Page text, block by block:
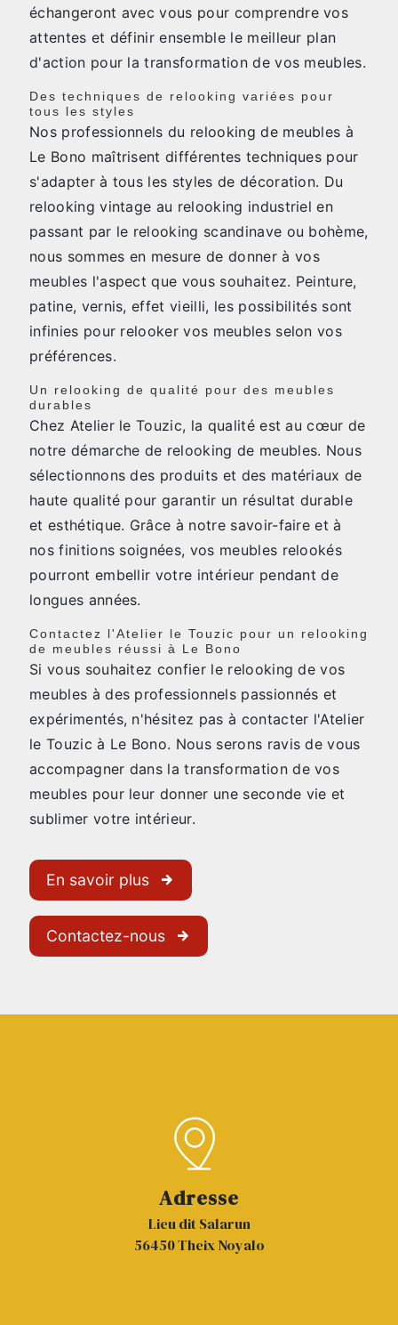
échangeront avec vous pour comprendre vos
attentes et définir ensemble le meilleur plan
d'action pour la transformation de vos meubles.
Des techniques de relooking variées pour
tous les styles
Nos professionnels du relooking de meubles à
Le Bono maîtrisent différentes techniques pour
s'adapter à tous les styles de décoration. Du
relooking vintage au relooking industriel en
passant par le relooking scandinave ou bohème,
nous sommes en mesure de donner à vos
meubles l'aspect que vous souhaitez. Peinture,
patine, vernis, effet vieilli, les possibilités sont
infinies pour relooker vos meubles selon vos
préférences.
Un relooking de qualité pour des meubles
durables
Chez Atelier le Touzic, la qualité est au cœur de
notre démarche de relooking de meubles. Nous
sélectionnons des produits et des matériaux de
haute qualité pour garantir un résultat durable
et esthétique. Grâce à notre savoir-faire et à
nos finitions soignées, vos meubles relookés
pourront embellir votre intérieur pendant de
longues années.
Contactez l'Atelier le Touzic pour un relooking
de meubles réussi à Le Bono
Si vous souhaitez confier le relooking de vos
meubles à des professionnels passionnés et
expérimentés, n'hésitez pas à contacter l'Atelier
le Touzic à Le Bono. Nous serons ravis de vous
accompagner dans la transformation de vos
meubles pour leur donner une seconde vie et
sublimer votre intérieur.
En savoir plus
Contactez-nous
Adresse
Lieu dit Salarun
56450 Theix Noyalo